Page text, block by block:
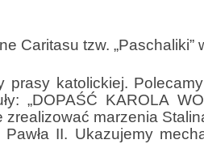
Caritasu tzw. „Paschaliki”
katolickiej.
„DOPAŚĆ KAROLA
zrealizować marzenia
II. Ukazujemy